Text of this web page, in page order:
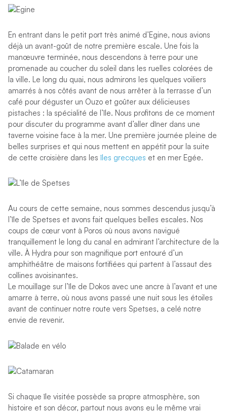
En entrant dans le petit port très animé d’Egine, nous avions
déjà un avant-goût de notre première escale. Une fois la
manœuvre terminée, nous descendons à terre pour une
promenade au coucher du soleil dans les ruelles colorées de
la ville. Le long du quai, nous admirons les quelques voiliers
amarrés à nos côtés avant de nous arrêter à la terrasse d’un
café pour déguster un Ouzo et goûter aux délicieuses
pistaches : la spécialité de l’île. Nous profitons de ce moment
pour discuter du programme avant d’aller dîner dans une
taverne voisine face à la mer. Une première journée pleine de
belles surprises et qui nous mettent en appétit pour la suite
de cette croisière dans lesîles grecques et en mer Egée.
Au cours de cette semaine, nous sommes descendus jusqu’à
l’île de Spetses et avons fait quelques belles escales. Nos
coups de cœur vont à Poros où nous avons navigué
tranquillement le long du canal en admirant l’architecture de la
ville. À Hydra pour son magnifique port entouré d’un
amphithéâtre de maisons fortifiées qui partent à l’assaut des
collines avoisinantes.
Le mouillage sur l’île de Dokos avec une ancre à l’avant et une
amarre à terre, où nous avons passé une nuit sous les étoiles
avant de continuer notre route vers Spetses, a celé notre
envie de revenir.
Si chaque île visitée possède sa propre atmosphère, son
histoire et son décor, partout nous avons eu le même vrai